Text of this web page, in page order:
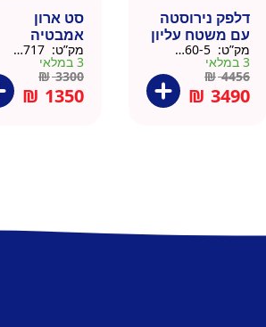
דלפק נירוסטה
עם משטח עליון
עץ מלא גוון
דניאל
מק”ט:
3 במלאי
₪4456
₪ 3490
סט ארון
אמבטיה
נירוסטה שחור
60 סמ
מק”ט:
3 במלאי
₪3300
₪ 1350